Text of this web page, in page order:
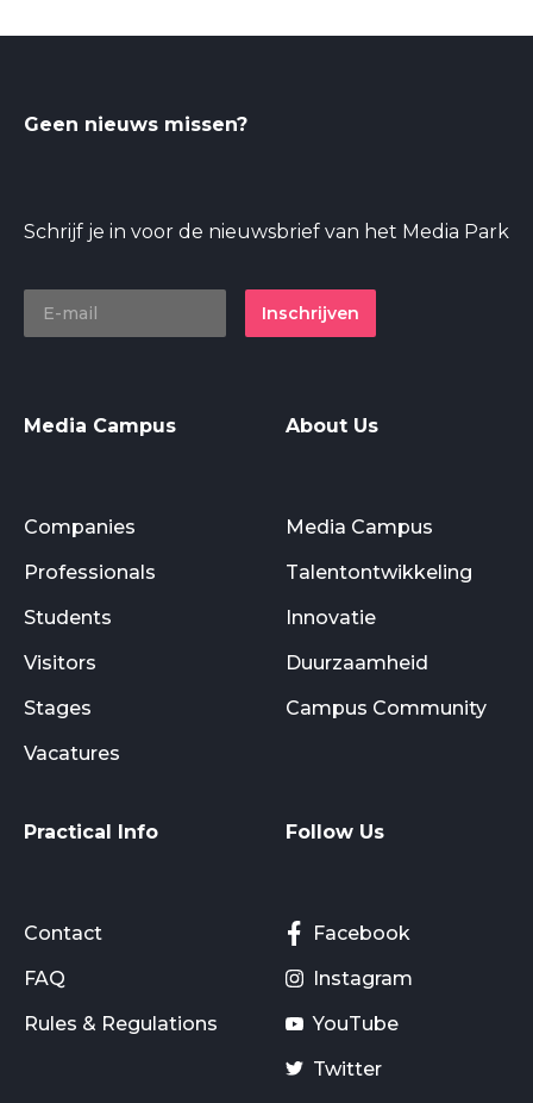
Geen nieuws missen?
Schrijf je in voor de nieuwsbrief van het Media Park
Inschrijven
Media Campus
Companies
Professionals
Students
Visitors
Stages
Vacatures
About Us
Media Campus
Talentontwikkeling
Innovatie
Duurzaamheid
Campus Community
Practical Info
Contact
FAQ
Rules & Regulations
Follow Us
Facebook
Instagram
YouTube
Twitter